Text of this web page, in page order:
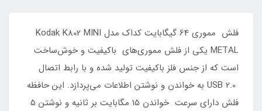
فلش مموری 64 گیگابایت کداک مدل Kodak K802 MINI
METAL یکی از فلش مموری‌های باکیفیت و خوش‌ساخت
است که از جنس فلز باکیفیت تولید شده و با رابط اتصال
USB 2.0 به خواندن و نوشتن اطلاعات می‌پردازد. این حافظه
فلش دارای سرعت خواندن 15 مگابایت بر ثانیه و نوشتن 5